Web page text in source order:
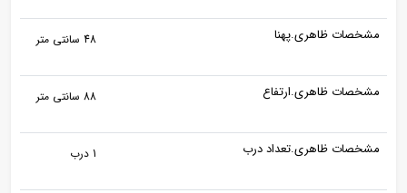
مشخصات ظاهری.پهنا 48 سانتی متر
مشخصات ظاهری.ارتفاع 88 سانتی متر
مشخصات ظاهری.تعداد درب 1 درب